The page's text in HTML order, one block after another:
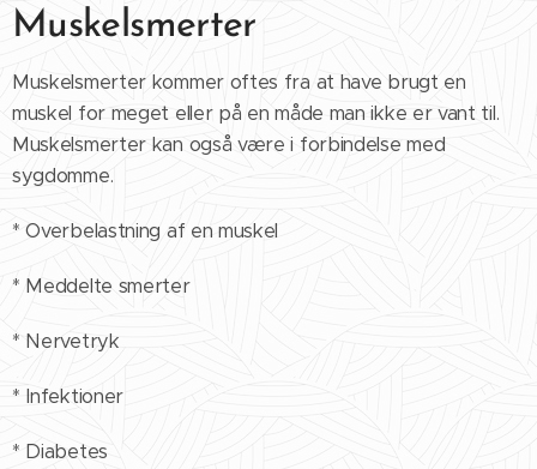
Muskelsmerter
Muskelsmerter kommer oftes fra at have brugt en
muskel for meget eller på en måde man ikke er vant til.
Muskelsmerter kan også være i forbindelse med
sygdomme.
* Overbelastning af en muskel
* Meddelte smerter
* Nervetryk
* Infektioner
* Diabetes